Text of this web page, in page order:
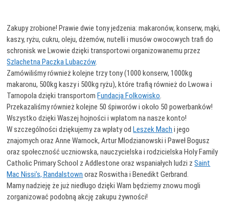
Zakupy zrobione! Prawie dwie tony jedzenia: makaronów, konserw, mąki,
kaszy, ryżu, cukru, oleju, dżemów, nutelli i musów owocowych trafi do
schronisk we Lwowie dzięki transportowi organizowanemu przez
Szlachetna Paczka Lubaczów.
Zamówiliśmy również kolejne trzy tony (1000 konserw, 1000kg
makaronu, 500kg kaszy i 500kg ryżu), które trafią również do Lwowa i
Tarnopola dzięki transportomFundacja Folkowisko.
Przekazaliśmy również kolejne 50 śpiworów i około 50 powerbanków!
Wszystko dzięki Waszej hojności i wpłatom na nasze konto!
W szczególności dziękujemy za wpłaty odLeszek Mach i jego
znajomych oraz Anne Warnock, Artur Mlodzianowski i Paweł Bogusz
oraz społeczność uczniowska, nauczycielska i rodzicielska Holy Family
Catholic Primary School z Addlestone oraz wspaniałych ludzi zSaint
Mac Nissi’s, Randalstown oraz Roswitha i Benedikt Gerbrand.
Mamy nadzieję że już niedługo dzięki Wam będziemy znowu mogli
zorganizować podobną akcję zakupu żywności!